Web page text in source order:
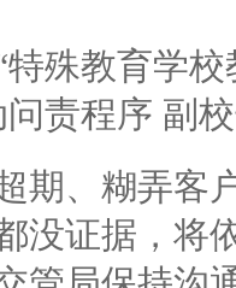
特殊教育学
责程序 副
期、糊弄客
没证据，将